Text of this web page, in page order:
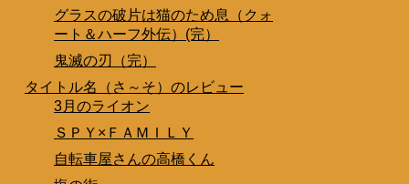
グラスの破片は猫のため息（クォ
ート＆ハーフ外伝）(完）
鬼滅の刃（完）
タイトル名（さ～そ）のレビュー
3月のライオン
ＳＰＹ×ＦＡＭＩＬＹ
自転車屋さんの高橋くん